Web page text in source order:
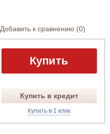
Добавить к сравнению (0)
Купить
Купить в кредит
Купить в 1 клик